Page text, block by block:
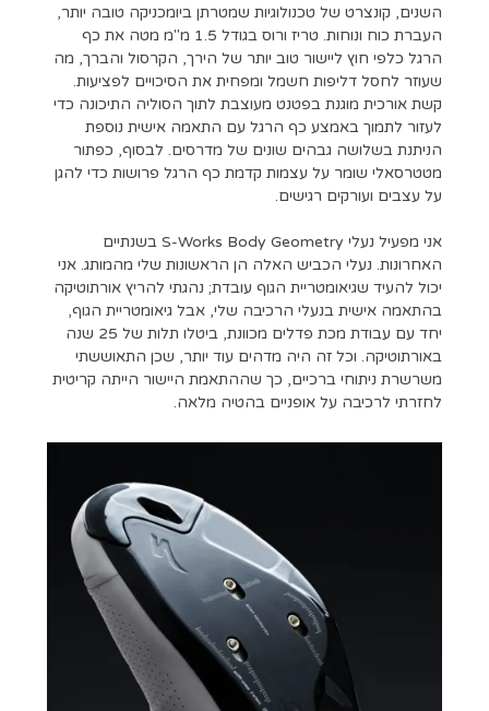
השנים, קונצרט של טכנולוגיות שמטרתן ביומכניקה טובה יותר,
העברת כוח ונוחות. טריז ורוס בגודל 1.5 מ"מ מטה את כף
הרגל כלפי חוץ ליישור טוב יותר של הירך, הקרסול והברך, מה
שעוזר לחסל דליפות חשמל ומפחית את הסיכויים לפציעות.
קשת אורכית מוגנת בפטנט מעוצבת לתוך הסוליה התיכונה כדי
לעזור לתמוך באמצע כף הרגל עם התאמה אישית נוספת
הניתנת בשלושה גבהים שונים של מדרסים. לבסוף, כפתור
מטטרסאלי שומר על עצמות קדמת כף הרגל פרושות כדי להגן
על עצבים ועורקים רגישים.
אני מפעיל נעלי S-Works Body Geometry בשנתיים
האחרונות. נעלי הכביש האלה הן הראשונות שלי מהמותג. אני
יכול להעיד שגיאומטריית הגוף עובדת; נהגתי להריץ אורתוטיקה
בהתאמה אישית בנעלי הרכיבה שלי, אבל גיאומטריית הגוף,
יחד עם עבודת מכת פדלים מכוונת, ביטלו תלות של 25 שנה
באורתוטיקה. וכל זה היה מדהים עוד יותר, שכן התאוששתי
משרשרת ניתוחי ברכיים, כך שההתאמת היישור הייתה קריטית
לחזרתי לרכיבה על אופניים בהטיה מלאה.